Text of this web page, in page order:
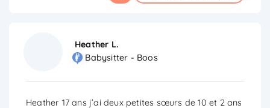
Heather L.
Babysitter - Boos
Heather 17 ans j’ai deux petites sœurs de 10 et 2 ans